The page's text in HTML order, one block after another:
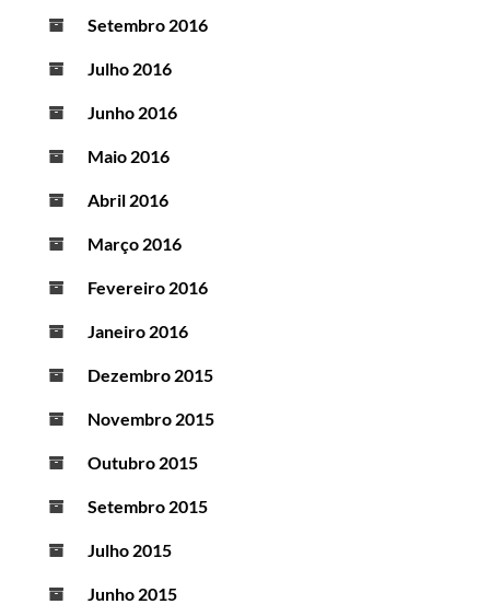
Setembro 2016
Julho 2016
Junho 2016
Maio 2016
Abril 2016
Março 2016
Fevereiro 2016
Janeiro 2016
Dezembro 2015
Novembro 2015
Outubro 2015
Setembro 2015
Julho 2015
Junho 2015